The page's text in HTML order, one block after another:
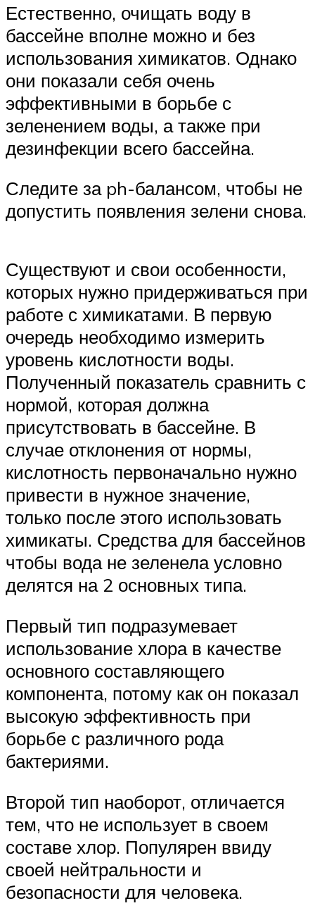
Естественно, очищать воду в
бассейне вполне можно и без
использования химикатов. Однако
они показали себя очень
эффективными в борьбе с
зеленением воды, а также при
дезинфекции всего бассейна.
Следите за ph-балансом, чтобы не
допустить появления зелени снова.
Существуют и свои особенности,
которых нужно придерживаться при
работе с химикатами. В первую
очередь необходимо измерить
уровень кислотности воды.
Полученный показатель сравнить с
нормой, которая должна
присутствовать в бассейне. В
случае отклонения от нормы,
кислотность первоначально нужно
привести в нужное значение,
только после этого использовать
химикаты. Средства для бассейнов
чтобы вода не зеленела условно
делятся на 2 основных типа.
Первый тип подразумевает
использование хлора в качестве
основного составляющего
компонента, потому как он показал
высокую эффективность при
борьбе с различного рода
бактериями.
Второй тип наоборот, отличается
тем, что не использует в своем
составе хлор. Популярен ввиду
своей нейтральности и
безопасности для человека.